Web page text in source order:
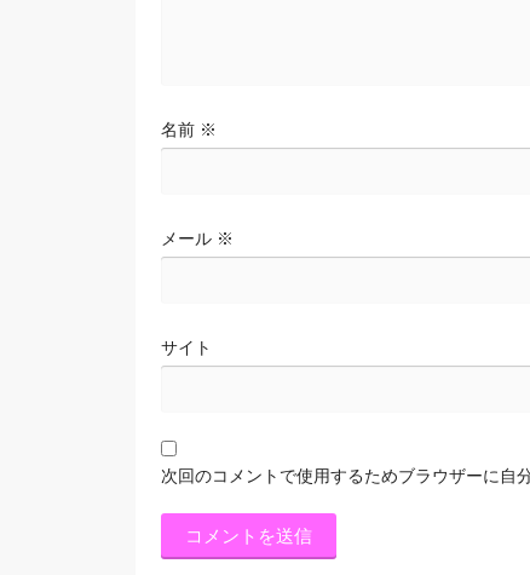
名前 ※
メール ※
サイト
次回のコメントで使用するためブラウザーに自